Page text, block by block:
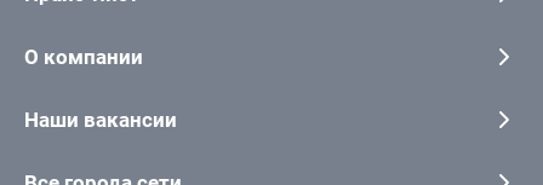
О компании
Наши вакансии